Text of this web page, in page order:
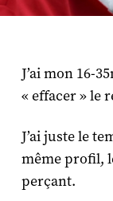
J’ai mon 16-
« effacer » le
J’ai juste le
même profil,
perçant.